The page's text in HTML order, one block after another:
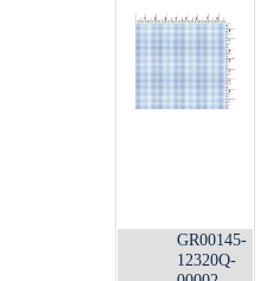
GR00145-
12320Q-